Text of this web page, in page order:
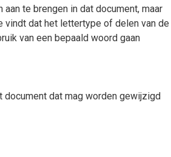
te brengen in dat document, maar
vindt dat het lettertype of delen van de
van een bepaald woord gaan
dat mag worden gewijzigd